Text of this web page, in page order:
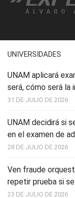
UNIVERSIDADES
UNAM aplicará
será, cómo será la
31 DE JULIO DE 2026
UNAM decidirá si
en el examen de
28 DE JULIO DE 2026
Ven fraude
repetir prueba si
23 DE JULIO DE 2026